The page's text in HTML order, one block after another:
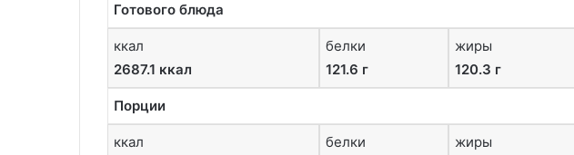
Готового блюда
ккал
2687.1 ккал
белки
121.6 г
жиры
120.3 г
Порции
ккал
белки
жиры